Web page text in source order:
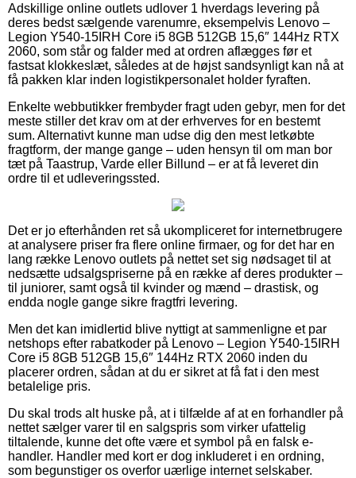
Adskillige online outlets udlover 1 hverdags levering på
deres bedst sælgende varenumre, eksempelvis Lenovo –
Legion Y540-15IRH Core i5 8GB 512GB 15,6″ 144Hz RTX
2060, som står og falder med at ordren aflægges før et
fastsat klokkeslæt, således at de højst sandsynligt kan nå at
få pakken klar inden logistikpersonalet holder fyraften.
Enkelte webbutikker frembyder fragt uden gebyr, men for det
meste stiller det krav om at der erhverves for en bestemt
sum. Alternativt kunne man udse dig den mest letkøbte
fragtform, der mange gange – uden hensyn til om man bor
tæt på Taastrup, Varde eller Billund – er at få leveret din
ordre til et udleveringssted.
Det er jo efterhånden ret så ukompliceret for internetbrugere
at analysere priser fra flere online firmaer, og for det har en
lang række Lenovo outlets på nettet set sig nødsaget til at
nedsætte udsalgspriserne på en række af deres produkter –
til juniorer, samt også til kvinder og mænd – drastisk, og
endda nogle gange sikre fragtfri levering.
Men det kan imidlertid blive nyttigt at sammenligne et par
netshops efter rabatkoder på Lenovo – Legion Y540-15IRH
Core i5 8GB 512GB 15,6″ 144Hz RTX 2060 inden du
placerer ordren, sådan at du er sikret at få fat i den mest
betalelige pris.
Du skal trods alt huske på, at i tilfælde af at en forhandler på
nettet sælger varer til en salgspris som virker ufattelig
tiltalende, kunne det ofte være et symbol på en falsk e-
handler. Handler med kort er dog inkluderet i en ordning,
som begunstiger os overfor uærlige internet selskaber.